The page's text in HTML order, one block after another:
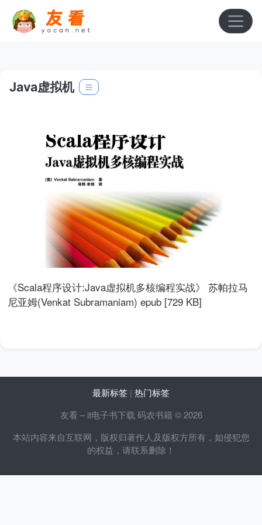
Java虚拟机
《Scala程序设计:Java虚拟机多核编程实战》 苏帕拉马
尼亚姆(Venkat Subramaniam) epub [729 KB]
最新标签 | 热门标签
友看 – it电子书下载 码农书籍 © 2026
本站内容来自互联网，版权归著作人及版权方所有，如侵犯您
的权益，请联系删除！